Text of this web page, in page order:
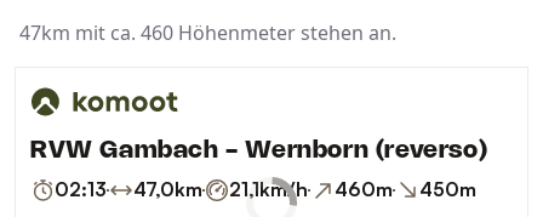
47km mit ca. 460 Höhenmeter stehen an.